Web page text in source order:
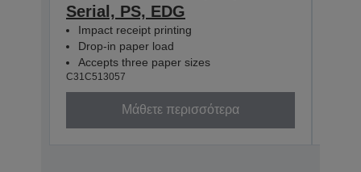
Serial, PS, EDG
Impact receipt printing
Drop-in paper load
Accepts three paper sizes
C31C513057
Μάθετε περισσότερα